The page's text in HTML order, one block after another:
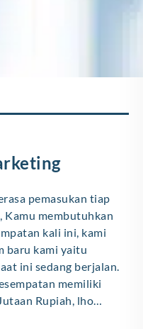
pemasukan tiap
Kamu membutuhkan
kali ini, kami
baru kami yaitu
ini sedang berjalan.
memiliki
Rupiah, lho…